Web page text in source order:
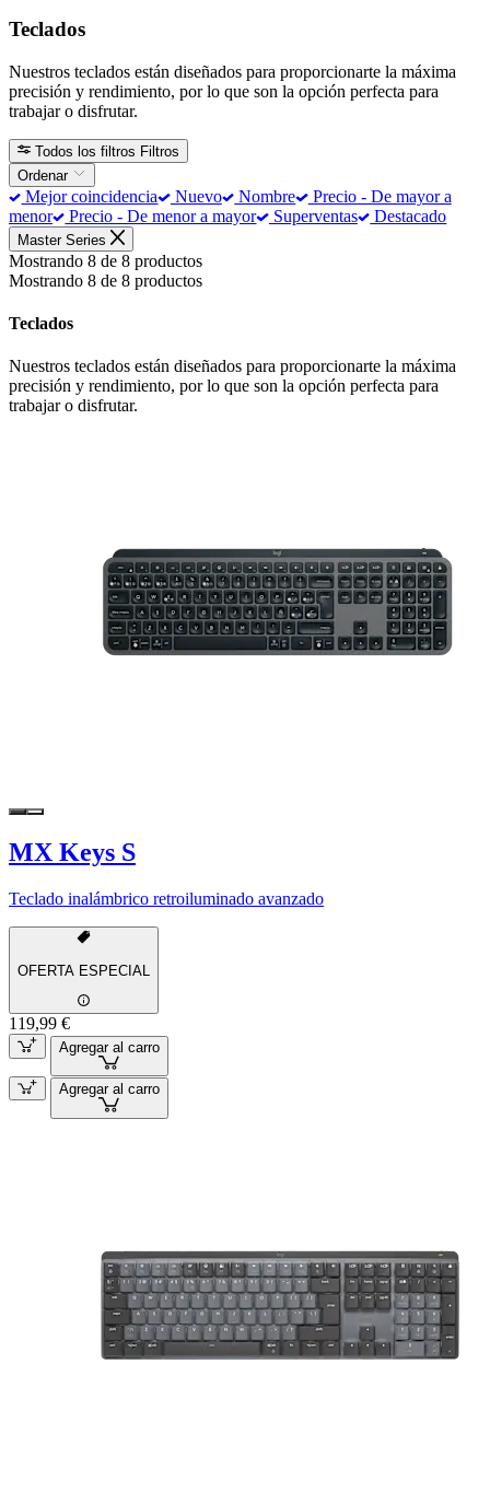
Teclados
Nuestros teclados están diseñados para proporcionarte la máxima
precisión y rendimiento, por lo que son la opción perfecta para
trabajar o disfrutar.
Todos los filtros Filtros
Ordenar
Mejor coincidencia Nuevo Nombre
Precio - De mayor a
menor
Precio - De menor a mayor Superventas Destacado
Master Series
Mostrando 8 de 8 productos
Mostrando 8 de 8 productos
Teclados
Nuestros teclados están diseñados para proporcionarte la máxima
precisión y rendimiento, por lo que son la opción perfecta para
trabajar o disfrutar.
MX Keys S
Teclado inalámbrico retroiluminado avanzado
OFERTA ESPECIAL
119,99 €
Agregar al carro
Agregar al carro